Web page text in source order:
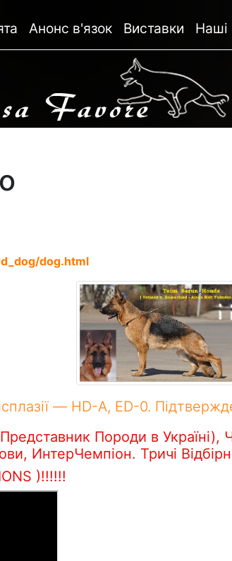
Анонс в'язок Виставки Наші
dog.html
— HD-A, ED-0.
Породи в Україні),
ИнтерЧемпіон. Тричі
)!!!!!!